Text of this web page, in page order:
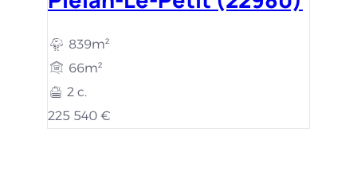
839m²
66m²
2 c.
225 540 €